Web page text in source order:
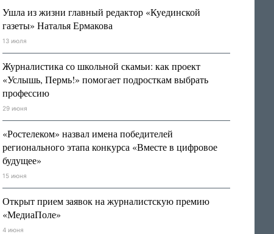
Ушла из жизни главный редактор «Куединской
газеты» Наталья Ермакова
13 июля
Журналистика со школьной скамьи: как проект
«Услышь, Пермь!» помогает подросткам выбрать
профессию
29 июня
«Ростелеком» назвал имена победителей
регионального этапа конкурса «Вместе в цифровое
будущее»
15 июня
Открыт прием заявок на журналистскую премию
«МедиаПоле»
4 июня